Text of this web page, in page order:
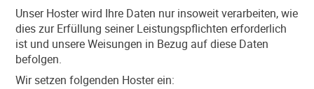
Unser Hoster wird Ihre Daten nur insoweit verarbeiten, wie
dies zur Erfüllung seiner Leistungspflichten erforderlich
ist und unsere Weisungen in Bezug auf diese Daten
befolgen.
Wir setzen folgenden Hoster ein: